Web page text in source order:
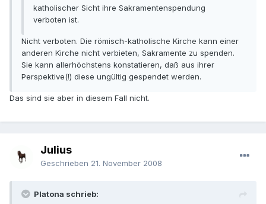
katholischer Sicht ihre Sakramentenspendung
verboten ist.
Nicht verboten. Die römisch-katholische Kirche kann einer
anderen Kirche nicht verbieten, Sakramente zu spenden.
Sie kann allerhöchstens konstatieren, daß aus ihrer
Perspektive(!) diese ungültig gespendet werden.
Das sind sie aber in diesem Fall nicht.
Julius
Geschrieben 21. November 2008
Platona schrieb: